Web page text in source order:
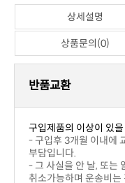
상세설명
상품문의(0)
반품교환
구입제품의 이상이 있
부담입니다.
취소가능하며 운송비는